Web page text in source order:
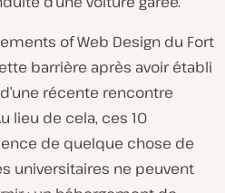
of Web Design du Fort
barrière après avoir établi
récente rencontre
lieu de cela, ces 10
de quelque chose de
universitaires ne peuvent